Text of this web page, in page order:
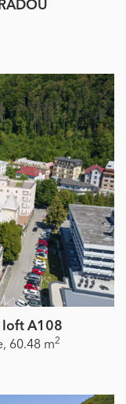
loft A108
60.48 m2